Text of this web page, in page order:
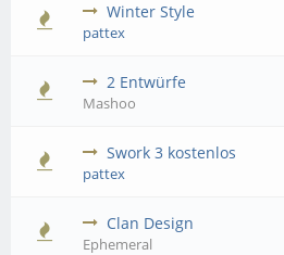
Winter Style
pattex
2 Entwürfe
Mashoo
Swork 3 kostenlos
pattex
Clan Design
Ephemeral